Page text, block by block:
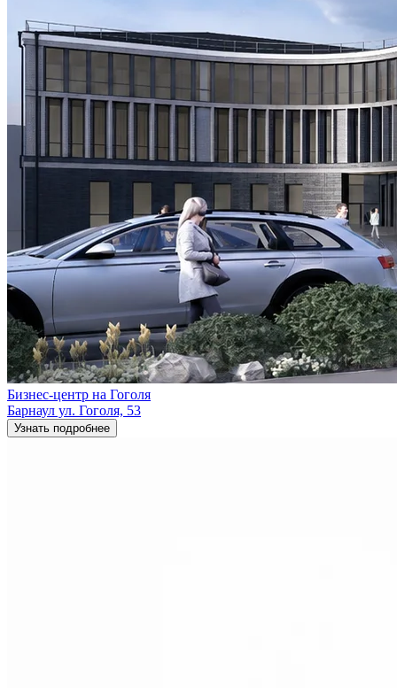
Бизнес-центр на Гоголя
Барнаул ул. Гоголя, 53
Узнать подробнее